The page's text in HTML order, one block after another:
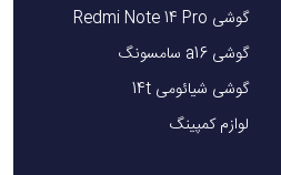
گوشی Redmi Note 14 Pro
گوشی a16 سامسونگ
گوشی شیائومی 14t
لوازم کمپینگ